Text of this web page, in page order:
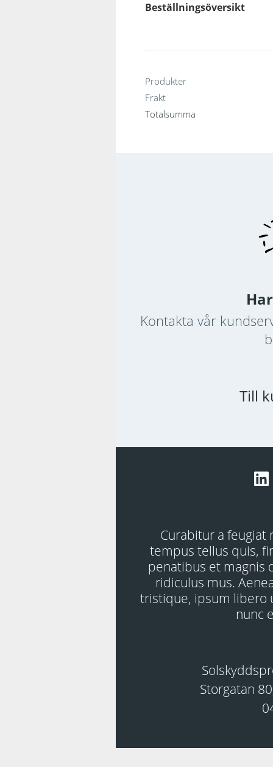
Beställningsöversikt
Produkter
Frakt
Totalsumma
Kontakta vår
Till
Curabitur a feugiat
tempus tellus quis,
penatibus et magnis
ridiculus mus.
tristique, ipsum libero
nunc
Storgatan